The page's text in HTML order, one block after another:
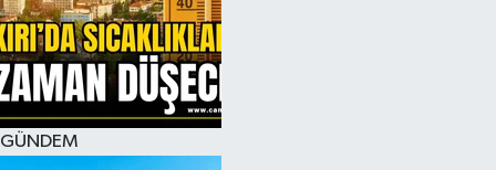
GÜNDEM
SPOR
TEKNOLOJİ
VİZYONDAKİLER